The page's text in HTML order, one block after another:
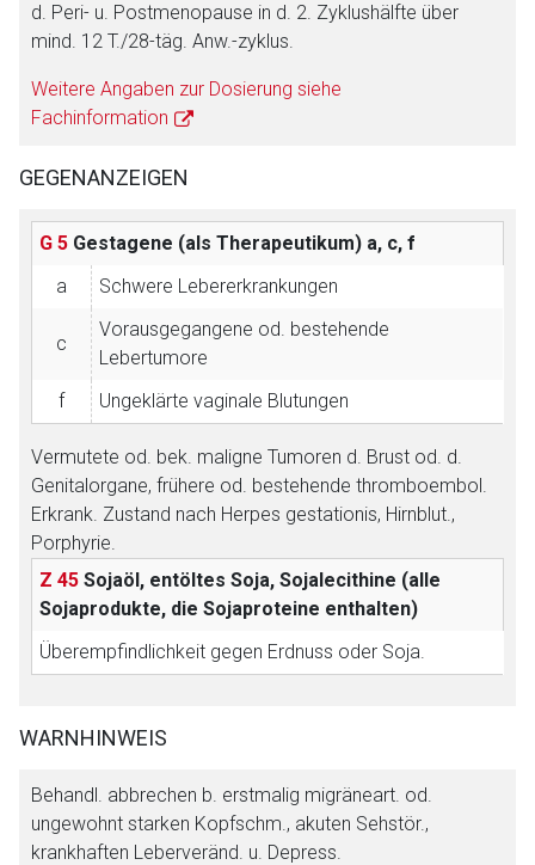
d. Peri- u. Postmenopause in d. 2. Zyklushälfte über
mind. 12 T./28-täg. Anw.-zyklus.
Weitere Angaben zur Dosierung siehe
Fachinformation
GEGENANZEIGEN
G 5 Gestagene (als Therapeutikum) a, c, f
a
Schwere Lebererkrankungen
c
Vorausgegangene od. bestehende
Lebertumore
f
Ungeklärte vaginale Blutungen
Vermutete od. bek. maligne Tumoren d. Brust od. d.
Genitalorgane, frühere od. bestehende thromboembol.
Erkrank. Zustand nach Herpes gestationis, Hirnblut.,
Porphyrie.
Z 45 Sojaöl, entöltes Soja, Sojalecithine (alle
Sojaprodukte, die Sojaproteine enthalten)
Überempfindlichkeit gegen Erdnuss oder Soja.
WARNHINWEIS
Behandl. abbrechen b. erstmalig migräneart. od.
ungewohnt starken Kopfschm., akuten Sehstör.,
krankhaften Leberveränd. u. Depress.